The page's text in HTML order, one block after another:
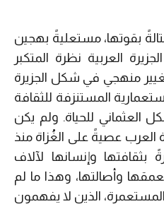
بقوتها، مستعليةً بهجين
العربية نظرة المتكبر
منهجي في شكل الجزيرة
المستنزفة للثقافة
العثماني للحياة. ولم يكن
العرب عصيةً على الغُزاة منذ
بثقافتها وإنسانها لآلاف
وأصالتها، وهذا ما لم
الذين لا يفهمون